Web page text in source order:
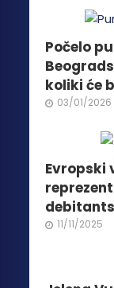
Počelo
koliki će
03/01/2026
Evropski
11/11/2025